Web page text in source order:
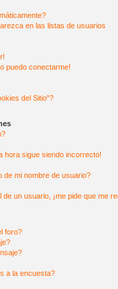
en las listas de usuarios
puedo conectarme!
del Sitio"?
hora sigue siendo incorrecto!
de mi nombre de usuario?
un usuario, ¡me pide que me
foro?
a la encuesta?